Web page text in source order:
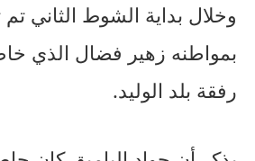
وخلال بداية الشوط الثاني تم
بمواطنه زهير فضال الذي
رفقة بلد الوليد.